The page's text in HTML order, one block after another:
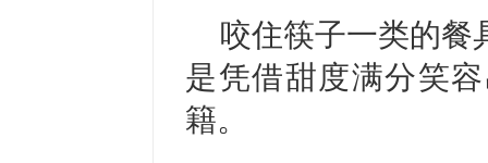
咬住筷子一类的餐
是凭借甜度满分笑
籍。